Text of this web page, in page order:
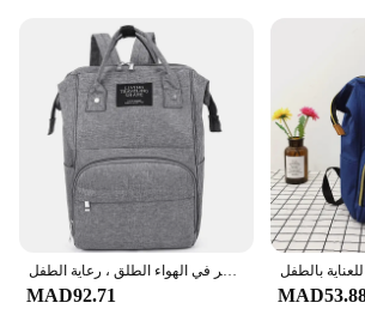
Modern Aesthetics
Usage and Purpose: Ideal for New
Caregivers
Performance and Property: Water-
Easy to Clean
Parts and Accessories: Includes
Compartments for Organization
Features:
**Effortless Organization for Moms
The mother care حقائب الحفاضات are designed to
حقيبة حفاضات بسعة كبيرة للأم والطفل ، حقيبة ظهر للحفاضات مقاومة للماء ، حقائب متعددة الوظائف للسفر في الهواء الطلق ، رعاية الطفل
MAD92.71